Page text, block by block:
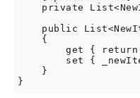
private
public
    {
get {
set {
    }